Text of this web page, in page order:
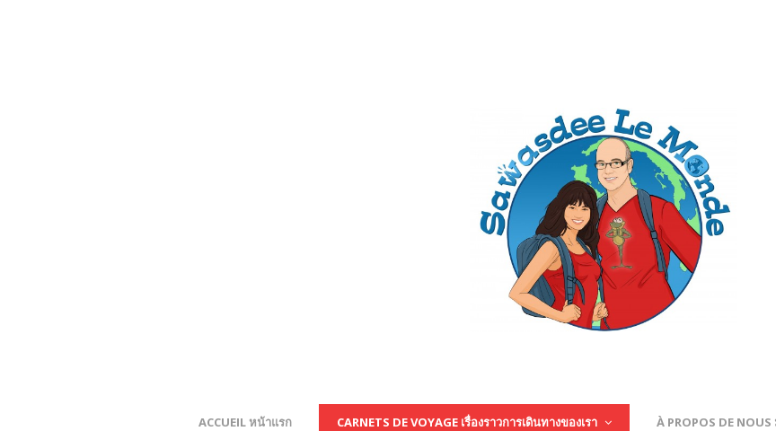
ACCUEIL หน้าแรก CARNETS DE VOYAGE เรื่องราวการเดินทางของเรา À PROPOS DE